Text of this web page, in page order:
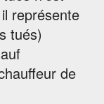
représente
tués)
de